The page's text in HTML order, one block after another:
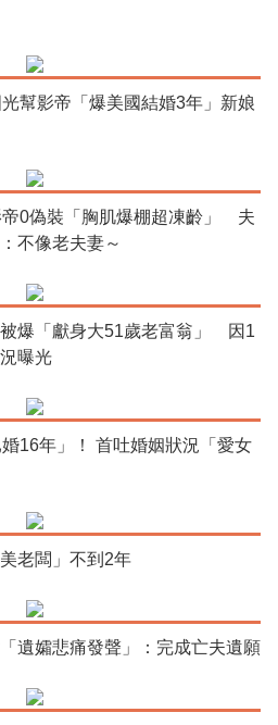
幫影帝「爆美國結婚3年」新娘
0偽裝「胸肌爆棚超凍齡」 夫
不像老夫妻～
爆「獻身大51歲老富翁」 因1
曝光
16年」！ 首吐婚姻狀況「愛女
老闆」不到2年
遺孀悲痛發聲」：完成亡夫遺願